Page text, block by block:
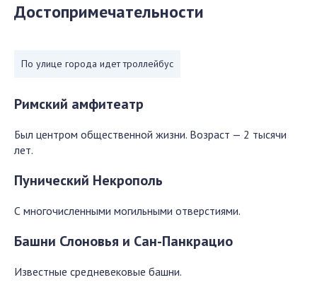
Достопримечательности
По улице города идет троллейбус
Римский амфитеатр
Был центром общественной жизни. Возраст — 2 тысячи
лет.
Пунический Некрополь
С многочисленными могильными отверстиями.
Башни Слоновья и Сан-Панкрацио
Известные средневековые башни.